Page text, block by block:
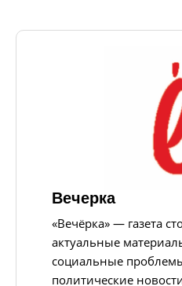
Вечерка
«Вечёрка» — газета
актуальные
социальные
политические